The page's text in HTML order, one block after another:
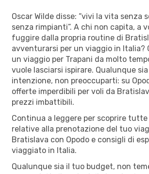
Oscar Wilde disse: “vivi la vita senza
senza rimpianti”. A chi non capita, a
fuggire dalla propria routine di
avventurarsi per un viaggio in Italia?
un viaggio per Trapani da molto
vuole lasciarsi ispirare. Qualunque
intenzione, non preoccuparti: su
offerte imperdibili per voli da
prezzi imbattibili.
Continua a leggere per scoprire
relative alla prenotazione del tuo
Bratislava con Opodo e consigli di
viaggiato in Italia.
Qualunque sia il tuo budget, non